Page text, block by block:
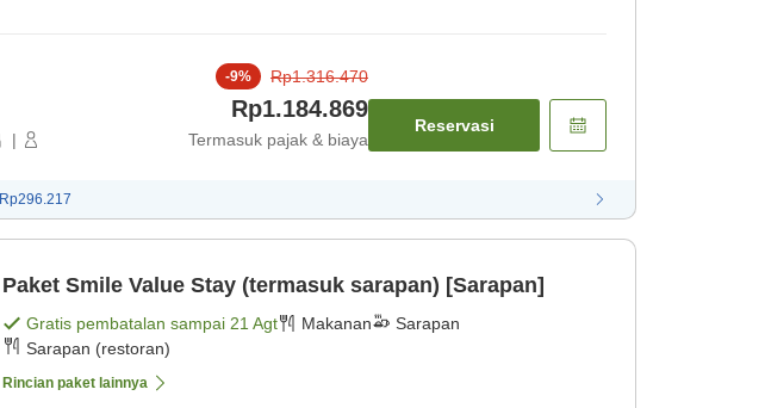
|
-9% Rp1.316.470
Rp1.184.869
Termasuk pajak & biaya
Reservasi
Rp296.217
Paket Smile Value Stay (termasuk sarapan) [Sarapan]
Gratis pembatalan sampai 21 Agt Makanan
Sarapan
Sarapan (restoran)
Rincian paket lainnya